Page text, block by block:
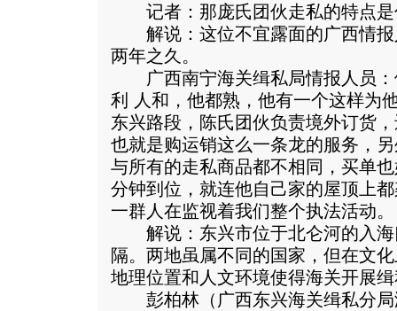
记者：那庞氏团伙走私的特点是
解说：这位不宜露面的广西情报
两年之久。
广西南宁海关缉私局情报人员：
利 人和，他都熟，他有一个这样为
东兴路段，陈氏团伙负责境外订货
也就是购运销这么一条龙的服务，
与所有的走私商品都不相同，买单
分钟到位，就连他自己家的屋顶上
一群人在监视着我们整个执法活动。
解说：东兴市位于北仑河的入海
隔。两地虽属不同的国家，但在文
地理位置和人文环境使得海关开展
彭柏林（广西东兴海关缉私分局